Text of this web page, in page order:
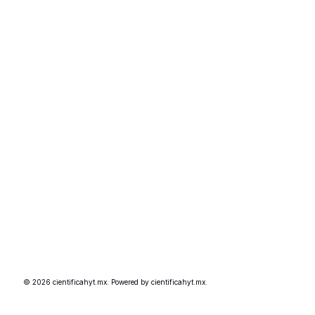
© 2026 cientificahyt.mx. Powered by cientificahyt.mx.